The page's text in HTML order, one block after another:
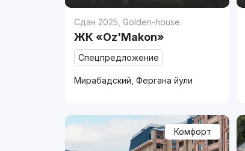
Сдан 2025 Golden-house
ЖК «Oz'Makon»
Спецпредложение
Мирабадский, Фергана йули
Комфорт